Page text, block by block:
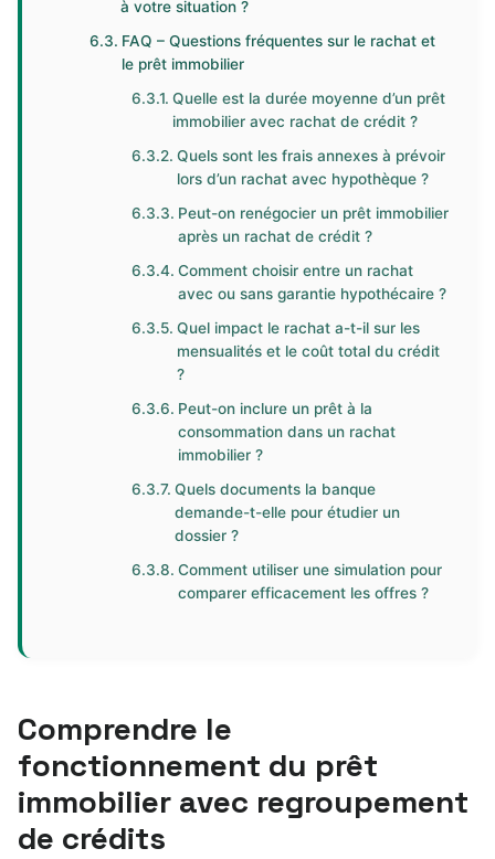
à votre situation ?
FAQ – Questions fréquentes sur le rachat et
le prêt immobilier
Quelle est la durée moyenne d’un prêt
immobilier avec rachat de crédit ?
Quels sont les frais annexes à prévoir
lors d’un rachat avec hypothèque ?
Peut-on renégocier un prêt immobilier
après un rachat de crédit ?
Comment choisir entre un rachat
avec ou sans garantie hypothécaire ?
Quel impact le rachat a-t-il sur les
mensualités et le coût total du crédit
?
Peut-on inclure un prêt à la
consommation dans un rachat
immobilier ?
Quels documents la banque
demande-t-elle pour étudier un
dossier ?
Comment utiliser une simulation pour
comparer efficacement les offres ?
Comprendre le
fonctionnement du prêt
immobilier avec regroupement
de crédits